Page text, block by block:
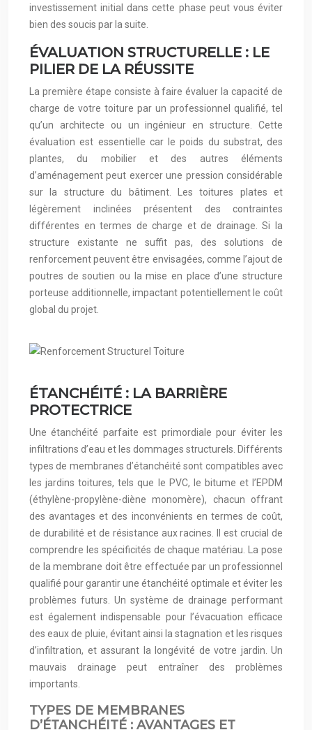
investissement initial dans cette phase peut vous éviter
bien des soucis par la suite.
ÉVALUATION STRUCTURELLE : LE
PILIER DE LA RÉUSSITE
La première étape consiste à faire évaluer la capacité de
charge de votre toiture par un professionnel qualifié, tel
qu’un architecte ou un ingénieur en structure. Cette
évaluation est essentielle car le poids du substrat, des
plantes, du mobilier et des autres éléments
d’aménagement peut exercer une pression considérable
sur la structure du bâtiment. Les toitures plates et
légèrement inclinées présentent des contraintes
différentes en termes de charge et de drainage. Si la
structure existante ne suffit pas, des solutions de
renforcement peuvent être envisagées, comme l’ajout de
poutres de soutien ou la mise en place d’une structure
porteuse additionnelle, impactant potentiellement le coût
global du projet.
ÉTANCHÉITÉ : LA BARRIÈRE
PROTECTRICE
Une étanchéité parfaite est primordiale pour éviter les
infiltrations d’eau et les dommages structurels. Différents
types de membranes d’étanchéité sont compatibles avec
les jardins toitures, tels que le PVC, le bitume et l’EPDM
(éthylène-propylène-diène monomère), chacun offrant
des avantages et des inconvénients en termes de coût,
de durabilité et de résistance aux racines. Il est crucial de
comprendre les spécificités de chaque matériau. La pose
de la membrane doit être effectuée par un professionnel
qualifié pour garantir une étanchéité optimale et éviter les
problèmes futurs. Un système de drainage performant
est également indispensable pour l’évacuation efficace
des eaux de pluie, évitant ainsi la stagnation et les risques
d’infiltration, et assurant la longévité de votre jardin. Un
mauvais drainage peut entraîner des problèmes
importants.
TYPES DE MEMBRANES
D’ÉTANCHÉITÉ : AVANTAGES ET